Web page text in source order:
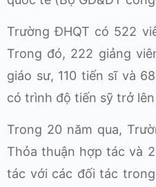
Trường ĐHQT có 522
Trong đó, 222 giảng
giáo sư, 110 tiến sĩ và
có trình độ tiến sỹ trở
Trong 20 năm qua,
Thỏa thuận hợp tác và
tác với các đối tác